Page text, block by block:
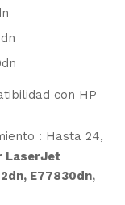
con HP
: Hasta 24,
LaserJet
E77830dn,